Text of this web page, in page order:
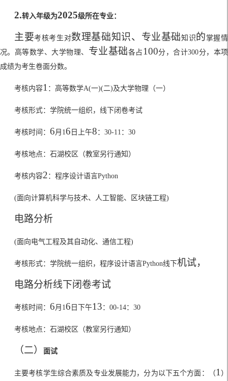
2.转入年级为2025级所在专业：
主要考核考生对数理基础知识、专业基础知识的 掌握情
况。高等数学、大学物理、 专业基础各占 100分，合计300分，本项
成绩为考生卷面分数。
考核内容1 ：高等数学A(一)(二) 及大学物理（一）
考核形式：学院统一组织，线下闭卷考试
考核时间： 6 月 1 6 日上午8 ： 30-11 ： 30
考核地点：石湖校区（教室另行通知）
考核内容2 ：程序设计语言Python
(面向计算机科学与技术、人工智能、区块链工程)
电路分析
(面向电气工程及其自动化、通信工程)
考核形式：学院统一组织， 程序设计语言Python线下机试，
电路分析线下闭卷考试
考核时间： 6 月 1 6 日下午13 ： 00-14： 30
考核地点：石湖校区（教室另行通知）
（二） 面试
主要考核学生综合素质及专业发展能力，分为以下五个方面：（1 ）